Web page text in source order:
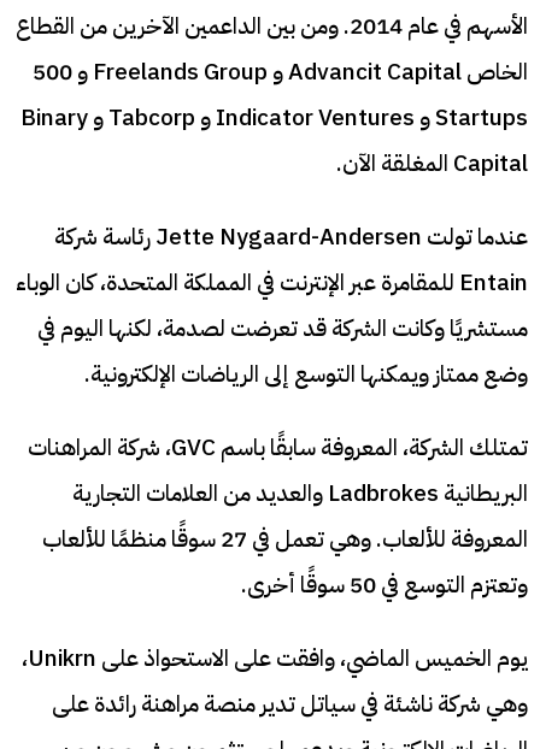
الأسهم في عام 2014. ومن بين الداعمين الآخرين من القطاع
الخاص Advancit Capital و Freelands Group و 500
Startups و Indicator Ventures و Tabcorp و Binary
Capital المغلقة الآن.
عندما تولت Jette Nygaard-Andersen رئاسة شركة
Entain للمقامرة عبر الإنترنت في المملكة المتحدة، كان الوباء
مستشريًا وكانت الشركة قد تعرضت لصدمة، لكنها اليوم في
وضع ممتاز ويمكنها التوسع إلى الرياضات الإلكترونية.
تمتلك الشركة، المعروفة سابقًا باسم GVC، شركة المراهنات
البريطانية Ladbrokes والعديد من العلامات التجارية
المعروفة للألعاب. وهي تعمل في 27 سوقًا منظمًا للألعاب
وتعتزم التوسع في 50 سوقًا أخرى.
يوم الخميس الماضي، وافقت على الاستحواذ على Unikrn،
وهي شركة ناشئة في سياتل تدير منصة مراهنة رائدة على